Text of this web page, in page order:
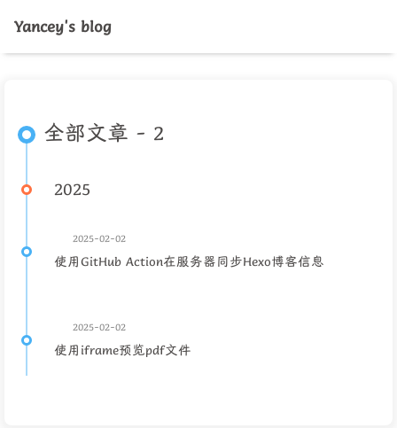
Yancey's blog
全部文章 - 2
2025
2025-02-02
使用GitHub Action在服务器同步Hexo博客信息
2025-02-02
使用iframe预览pdf文件